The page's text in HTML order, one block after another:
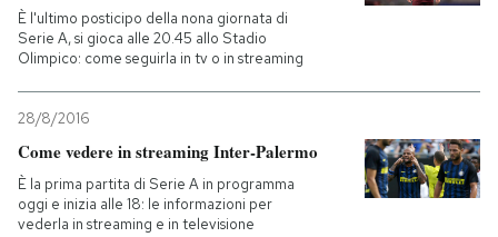
È l'ultimo posticipo della nona giornata di
Serie A, si gioca alle 20.45 allo Stadio
Olimpico: come seguirla in tv o in streaming
28/8/2016
Come vedere in streaming Inter-Palermo
È la prima partita di Serie A in programma
oggi e inizia alle 18: le informazioni per
vederla in streaming e in televisione